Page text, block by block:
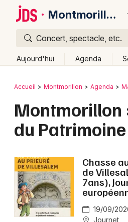
Montmorillon
Concert, spectacle, etc.
Aujourd'hui Agenda
Publier un événement
Activité & Expérience
Manifestations
Bordeaux
Colmar
Lyon
Marseille
Mulhouse
Retour
Accueil Montmorillon Agenda
Montmorillon
du Patrimoine
Chasse
de
7ans),
19/09/
Journet
Quoi ?
Où ?
Poitou-Charente
Partout
Quand ?